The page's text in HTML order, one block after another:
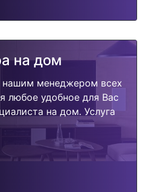
на дом
нашим менеджером всех
любое удобное для Вас
на дом. Услуга